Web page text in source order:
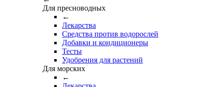
Для пресноводных
←
Лекарства
Средства против водорослей
Добавки и кондиционеры
Тесты
Удобрения для растений
Для морских
←